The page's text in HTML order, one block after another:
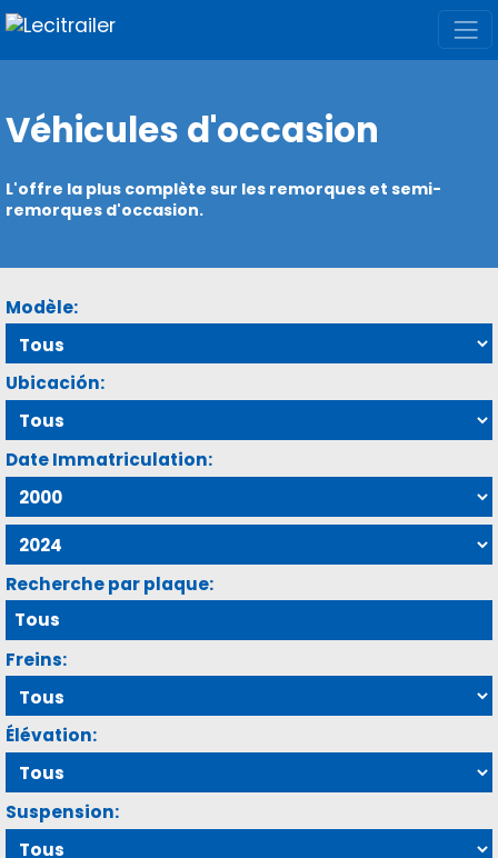
Véhicules d'occasion
L'offre la plus complète sur les remorques et semi-
remorques d'occasion.
Modèle:
Ubicación:
Date Immatriculation:
Recherche par plaque:
Freins:
Élévation:
Suspension: